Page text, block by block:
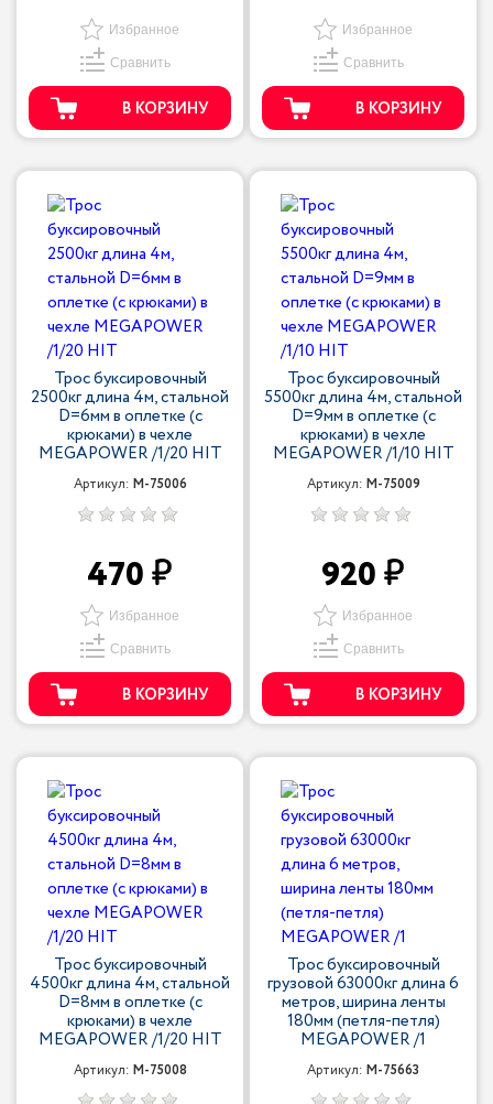
Избранное
Сравнить
В КОРЗИНУ
Избранное
Сравнить
В КОРЗИНУ
Трос буксировочный
2500кг длина 4м, стальной
D=6мм в оплетке (с
крюками) в чехле
MEGAPOWER /1/20 HIT
Артикул: M-75006
470
Избранное
Сравнить
В КОРЗИНУ
Трос буксировочный
5500кг длина 4м, стальной
D=9мм в оплетке (с
крюками) в чехле
MEGAPOWER /1/10 HIT
Артикул: M-75009
920
Избранное
Сравнить
В КОРЗИНУ
Трос буксировочный
4500кг длина 4м, стальной
D=8мм в оплетке (с
крюками) в чехле
MEGAPOWER /1/20 HIT
Артикул: M-75008
Трос буксировочный
грузовой 63000кг длина 6
метров, ширина ленты
180мм (петля-петля)
MEGAPOWER /1
Артикул: M-75663